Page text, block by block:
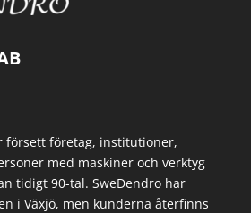
försett företag, institutioner,
med maskiner och verktyg
tidigt 90-tal. SweDendro har
i Växjö, men kunderna återfinns